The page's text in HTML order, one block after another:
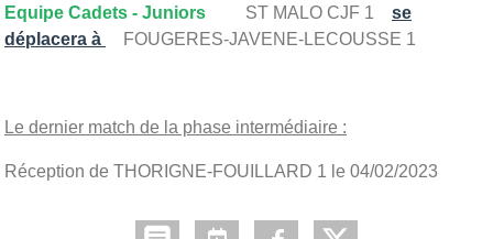
Equipe Cadets - Juniors ST MALO CJF 1 se
déplacera à
FOUGERES-JAVENE-LECOUSSE 1
Le dernier match de la phase intermédiaire :
Réception de THORIGNE-FOUILLARD 1 le 04/02/2023